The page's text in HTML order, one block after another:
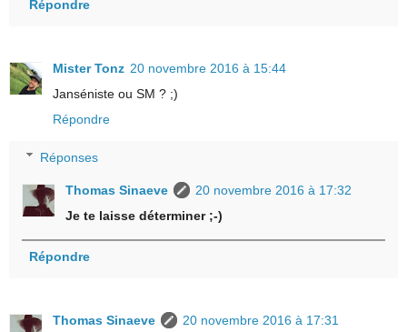
Répondre
Mister Tonz 20 novembre 2016 à 15:44
Janséniste ou SM ? ;)
Répondre
Réponses
Thomas Sinaeve
20 novembre 2016 à 17:32
Je te laisse déterminer ;-)
Répondre
Thomas Sinaeve
20 novembre 2016 à 17:31